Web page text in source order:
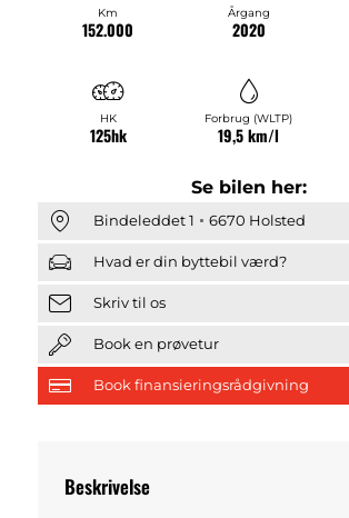
Km
152.000
Årgang
2020
HK
125hk
Forbrug (WLTP)
19,5 km/l
Se bilen her:
Bindeleddet 1 6670 Holsted
Hvad er din byttebil værd?
Skriv til os
Book en prøvetur
Book finansieringsrådgivning
Beskrivelse